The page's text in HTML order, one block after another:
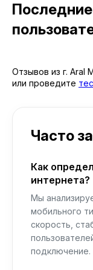
Отзывов из г. Aral
или проведите
Часто
Как
интернета?
Мы
мобильного
скорость,
подключение.